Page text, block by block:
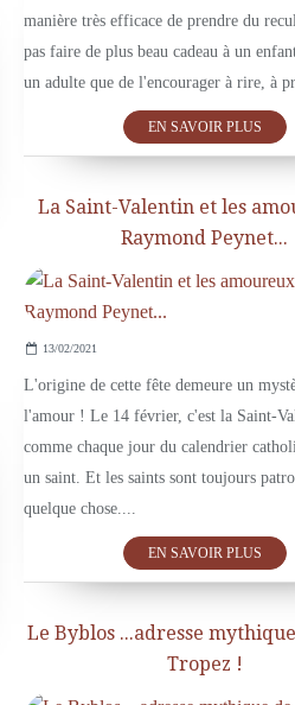
manière très efficace de prendre du
pas faire de plus beau cadeau à un
un adulte que de l'encourager à rire, à
EN SAVOIR PLUS
La Saint-Valentin et les
Raymond Peynet...
13/02/2021
L'origine de cette fête demeure un
l'amour ! Le 14 février, c'est la Saint-
comme chaque jour du calendrier
un saint. Et les saints sont toujours
quelque chose....
EN SAVOIR PLUS
Le Byblos ...adresse
Tropez !